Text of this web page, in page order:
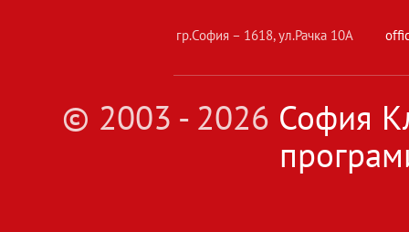
гр.София – 1618, ул.Рачка 10А
© 2003 - 2026 София